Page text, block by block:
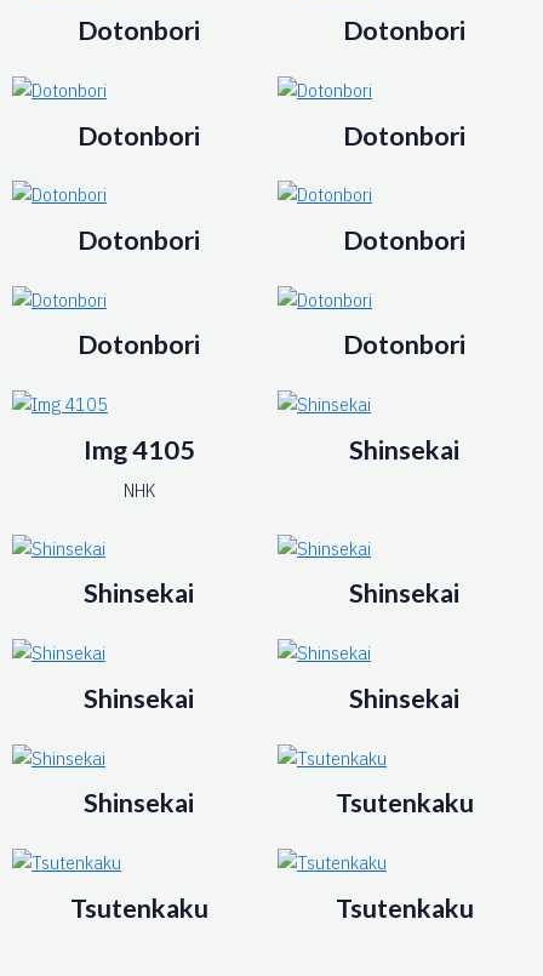
Dotonbori Dotonbori
Dotonbori Dotonbori
Dotonbori Dotonbori
Dotonbori Dotonbori
Img 4105
NHK
Shinsekai
Shinsekai Shinsekai
Shinsekai Shinsekai
Shinsekai Tsutenkaku
Tsutenkaku Tsutenkaku